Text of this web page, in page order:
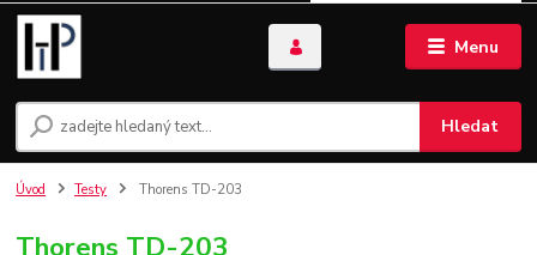
Menu
Hledat
Úvod Testy Thorens TD-203
Thorens TD-203